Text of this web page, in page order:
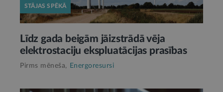
STĀJAS SPĒKĀ
Līdz gada beigām jāizstrādā vēja
elektrostaciju ekspluatācijas prasības
Pirms mēneša, Energoresursi